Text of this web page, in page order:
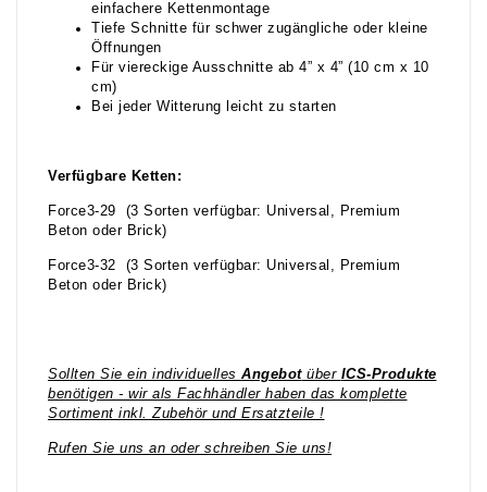
einfachere Kettenmontage
Tiefe Schnitte für schwer zugängliche oder kleine
Öffnungen
Für viereckige Ausschnitte ab 4” x 4” (10 cm x 10
cm)
Bei jeder Witterung leicht zu starten
Verfügbare Ketten:
Force3-29 (3 Sorten verfügbar: Universal, Premium
Beton oder Brick)
Force3-32 (3 Sorten verfügbar: Universal, Premium
Beton oder Brick)
Sollten Sie ein individuelles Angebotüber ICS-Produkte
benötigen - wir als Fachhändler haben das komplette
Sortiment inkl. Zubehör und Ersatzteile !
Rufen Sie uns an oder schreiben Sie uns!